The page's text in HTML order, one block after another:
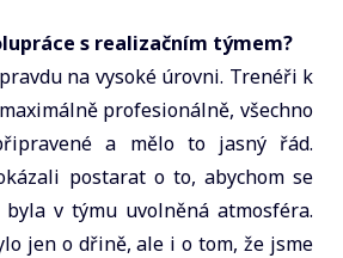
s realizačním týmem?
na vysoké úrovni. Trenéři k
profesionálně, všechno
a mělo to jasný řád.
postarat o to, abychom se
v týmu uvolněná atmosféra.
jen o dřině, ale i o tom, že jsme